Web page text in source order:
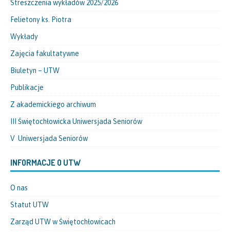
Streszczenia wykładów 2025/2026
Felietony ks. Piotra
Wykłady
Zajęcia fakultatywne
Biuletyn – UTW
Publikacje
Z akademickiego archiwum
III Świętochłowicka Uniwersjada Seniorów
V Uniwersjada Seniorów
INFORMACJE O UTW
O nas
Statut UTW
Zarząd UTW w Świętochłowicach